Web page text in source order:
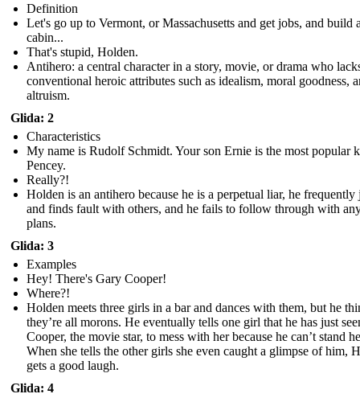
Definition
Let's go up to Vermont, or Massachusetts and get jobs, and build
cabin...
That's stupid, Holden.
Antihero: a central character in a story, movie, or drama who
conventional heroic attributes such as idealism, moral goodness,
altruism.
Glida: 2
Characteristics
My name is Rudolf Schmidt. Your son Ernie is the most popular
Pencey.
Really?!
Holden is an antihero because he is a perpetual liar, he frequently
and finds fault with others, and he fails to follow through with
plans.
Glida: 3
Examples
Hey! There's Gary Cooper!
Where?!
Holden meets three girls in a bar and dances with them, but he
they’re all morons. He eventually tells one girl that he has just
Cooper, the movie star, to mess with her because he can’t stand
When she tells the other girls she even caught a glimpse of him,
gets a good laugh.
Glida: 4